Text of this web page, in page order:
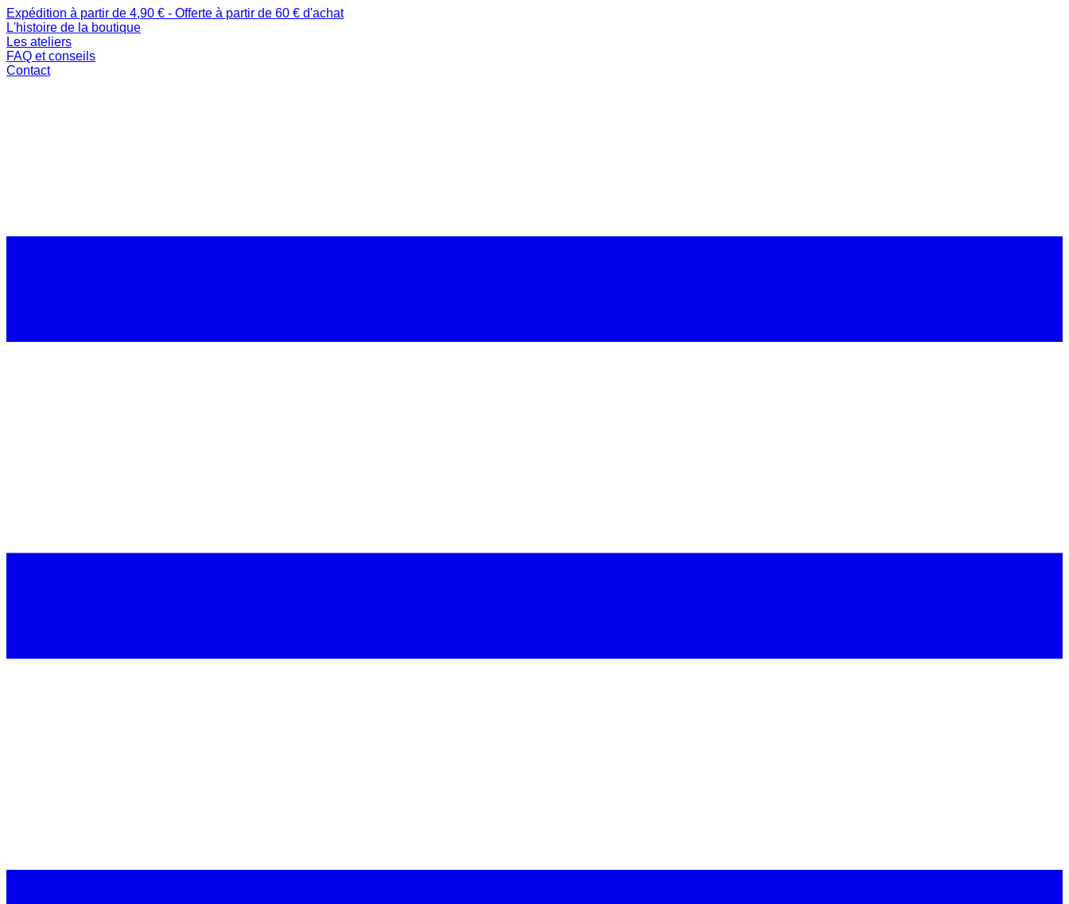
Expédition à partir de 4,90 € - Offerte à partir de 60 € d'achat
L'histoire de la boutique
Les ateliers
FAQ et conseils
Contact